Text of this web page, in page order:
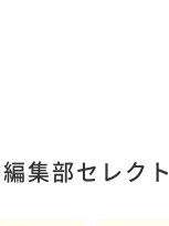
編集部セレクト